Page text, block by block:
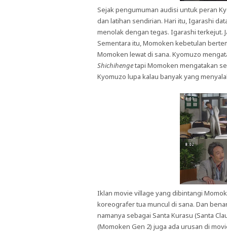
Sejak pengumuman audisi untuk peran
dan latihan sendirian. Hari itu, Igarashi
menolak dengan tegas. Igarashi terkejut.
Sementara itu, Momoken kebetulan
Momoken lewat di sana. Kyomuzo
Shichihengetapi Momoken mengatakan
Kyomuzo lupa kalau banyak yang
Iklan movie village yang dibintangi
koreografer tua muncul di sana. Dan
namanya sebagai Santa Kurasu (Santa
(Momoken Gen 2) juga ada urusan di